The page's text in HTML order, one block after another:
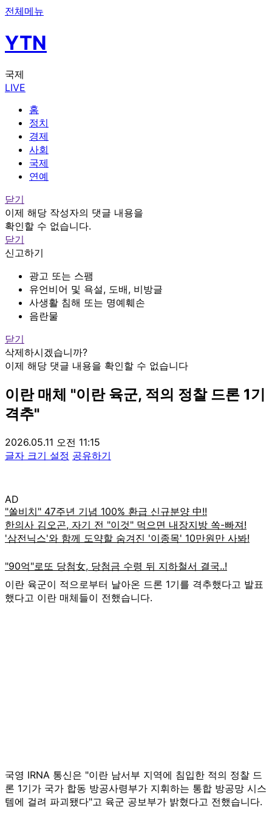
전체메뉴
YTN
국제
LIVE
홈
정치
경제
사회
국제
연예
닫기
이제 해당 작성자의 댓글 내용을
확인할 수 없습니다.
닫기
신고하기
광고 또는 스팸
유언비어 및 욕설, 도배, 비방글
사생활 침해 또는 명예훼손
음란물
닫기
삭제하시겠습니까?
이제 해당 댓글 내용을 확인할 수 없습니다
이란 매체 "이란 육군, 적의 정찰 드론 1기
격추"
2026.05.11 오전 11:15
글자 크기 설정 공유하기
AD
이란 육군이 적으로부터 날아온 드론 1기를 격추했다고 발표
했다고 이란 매체들이 전했습니다.
국영 IRNA 통신은 "이란 남서부 지역에 침입한 적의 정찰 드
론 1기가 국가 합동 방공사령부가 지휘하는 통합 방공망 시스
템에 걸려 파괴됐다"고 육군 공보부가 밝혔다고 전했습니다.